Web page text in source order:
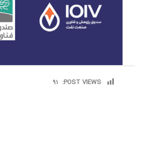
POST VIEWS:
91